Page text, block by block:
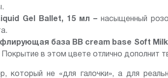
Gel Ballet, 15 мл – насыщенный
база BB cream base Soft
Покрытие в этом цвете отлично дополнит
который не «для галочки», а для